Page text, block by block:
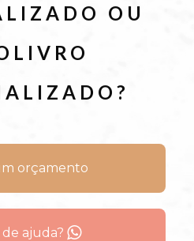
OU
orçamento
de ajuda?